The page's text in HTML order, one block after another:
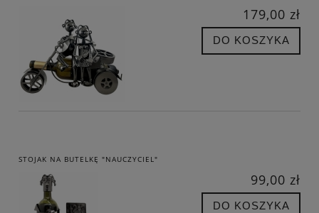
179,00 zł
DO KOSZYKA
STOJAK NA BUTELKĘ "NAUCZYCIEL"
99,00 zł
DO KOSZYKA